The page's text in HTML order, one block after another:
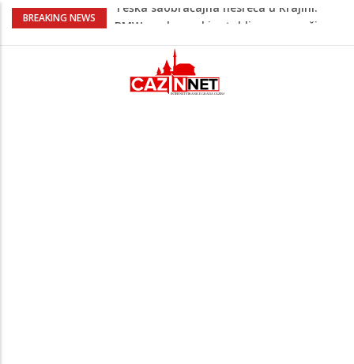
BREAKING NEWS
Evo gdje i kada nestaje struja u Krajini
Veće plate za hiljade zaposlenih u
Unsko-sanskom kantonu
Promet kroz Hormuški moreuz drastično